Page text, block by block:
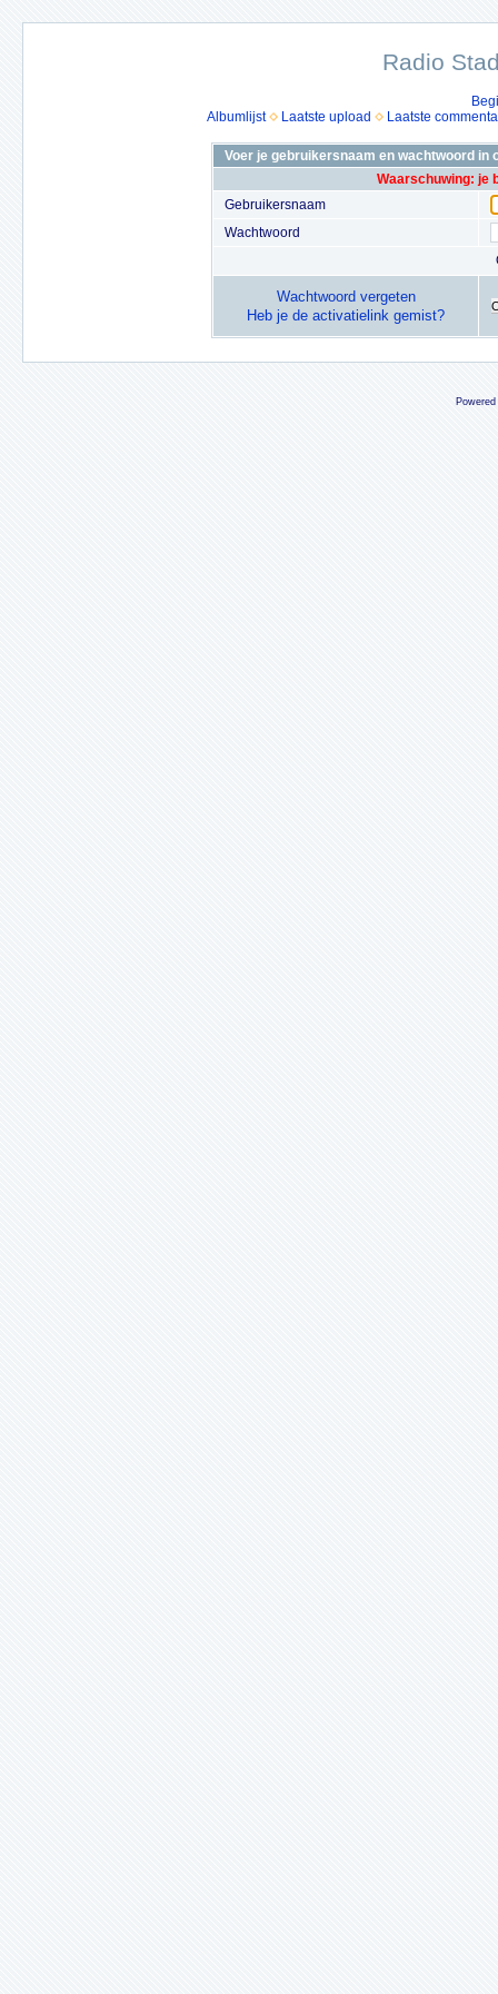
Radio
Albumlijst
Laatste upload Laatste
Voer je gebruikersnaam en wachtwoord in
Waarschuwing: je
Gebruikersnaam
Wachtwoord
Wachtwoord vergeten
Heb je de activatielink gemist?